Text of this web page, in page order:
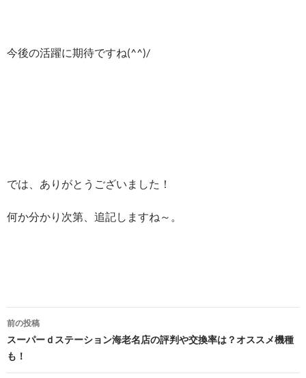
今後の活躍に期待ですね(^^)/
では、ありがとうございました！
何か分かり次第、追記しますね～。
投
稿
ナ
前の投稿
スーパーｄステーション海老名店の評判や交換率は？オススメ機種
も！